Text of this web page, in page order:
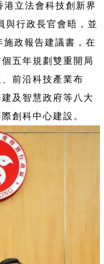
立法會科技創新界
與行政長官會晤，並
政報告建議書，在
五年規劃雙重開局
前沿科技產業布
及智慧政府等八大
創科中心建設。